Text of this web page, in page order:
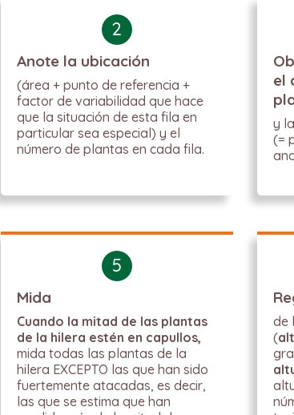
2
Anote la ubicación
(área + punto de referencia +
factor de variabilidad que hace
que la situación de esta fila en
particular sea especial) y el
número de plantas en cada fila.
el
y
(=
5
Mida
Cuando la mitad de las plantas
de la hilera estén en capullos,
mida todas las plantas de la
hilera EXCEPTO las que han sido
fuertemente atacadas, es decir,
las que se estima que han
de
(